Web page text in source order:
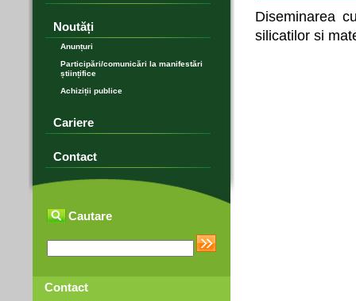
Diseminarea
silicatilor si
Noutăți
Anunțuri
Participări/comunicări la manifestări
științifice
Achiziții publice
Cariere
Contact
Cautare
Contact